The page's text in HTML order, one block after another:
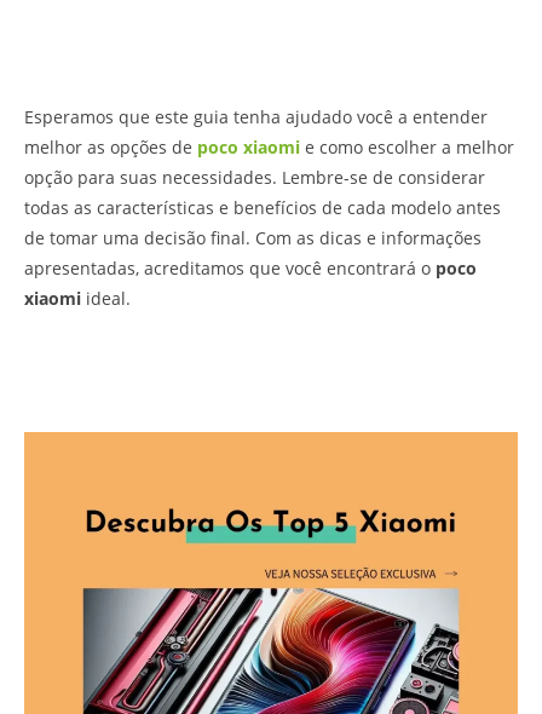
Esperamos que este guia tenha ajudado você a entender
melhor as opções de poco xiaomi e como escolher a melhor
opção para suas necessidades. Lembre-se de considerar
todas as características e benefícios de cada modelo antes
de tomar uma decisão final. Com as dicas e informações
apresentadas, acreditamos que você encontrará o poco
xiaomi ideal.